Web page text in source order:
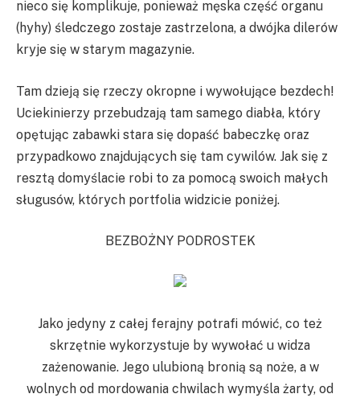
nieco się komplikuje, ponieważ męska część organu
(hyhy) śledczego zostaje zastrzelona, a dwójka dilerów
kryje się w starym magazynie.
Tam dzieją się rzeczy okropne i wywołujące bezdech!
Uciekinierzy przebudzają tam samego diabła, który
opętując zabawki stara się dopaść babeczkę oraz
przypadkowo znajdujących się tam cywilów. Jak się z
resztą domyślacie robi to za pomocą swoich małych
sługusów, których portfolia widzicie poniżej.
BEZBOŻNY PODROSTEK
Jako jedyny z całej ferajny potrafi mówić, co też
skrzętnie wykorzystuje by wywołać u widza
zażenowanie. Jego ulubioną bronią są noże, a w
wolnych od mordowania chwilach wymyśla żarty, od